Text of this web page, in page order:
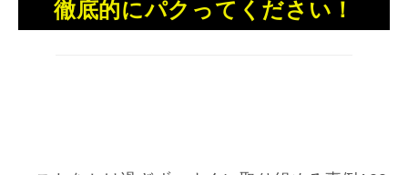
徹底的にパクってください！